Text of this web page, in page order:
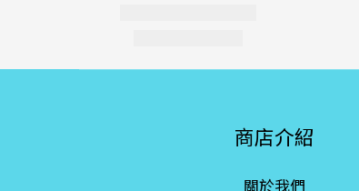
商店介紹
關於我們